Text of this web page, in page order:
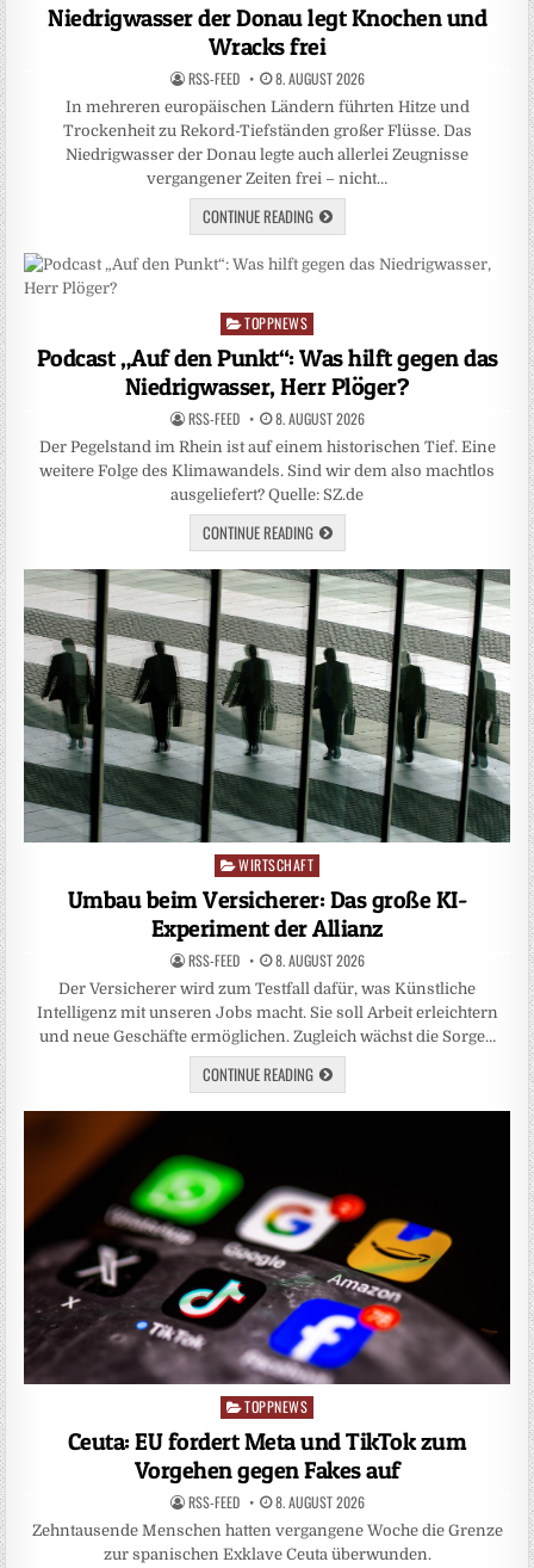
Niedrigwasser der Donau legt Knochen und
Wracks frei
RSS-FEED 8. AUGUST 2026
In mehreren europäischen Ländern führten Hitze und
Trockenheit zu Rekord-Tiefständen großer Flüsse. Das
Niedrigwasser der Donau legte auch allerlei Zeugnisse
vergangener Zeiten frei – nicht…
CONTINUE READING
Posted
in
TOPPNEWS
Podcast „Auf den Punkt“: Was hilft gegen das
Niedrigwasser, Herr Plöger?
RSS-FEED 8. AUGUST 2026
Der Pegelstand im Rhein ist auf einem historischen Tief. Eine
weitere Folge des Klimawandels. Sind wir dem also machtlos
ausgeliefert? Quelle: SZ.de
CONTINUE READING
Posted
in
WIRTSCHAFT
Umbau beim Versicherer: Das große KI-
Experiment der Allianz
RSS-FEED 8. AUGUST 2026
Der Versicherer wird zum Testfall dafür, was Künstliche
Intelligenz mit unseren Jobs macht. Sie soll Arbeit erleichtern
und neue Geschäfte ermöglichen. Zugleich wächst die Sorge…
CONTINUE READING
Posted
in
TOPPNEWS
Ceuta: EU fordert Meta und TikTok zum
Vorgehen gegen Fakes auf
RSS-FEED 8. AUGUST 2026
Zehntausende Menschen hatten vergangene Woche die Grenze
zur spanischen Exklave Ceuta überwunden.